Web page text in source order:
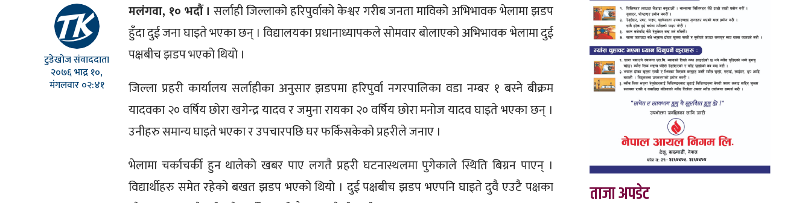
टुडेखोज संवाददाता
२०७६ भाद्र १०,
मंगलवार ०२:४१
मलंगवा, १० भदौं । सर्लाही जिल्लाको हरिपुर्वाको केश्वर गरीब जनता माविको अभिभावक भेलामा झडप
हुँदा दुई जना घाइते भएका छन् । विद्यालयका प्रधानाध्यापकले सोमवार बोलाएको अभिभावक भेलामा दुई
पक्षबीच झडप भएको थियो ।
जिल्ला प्रहरी कार्यालय सर्लाहीका अनुसार झडपमा हरिपुर्वा नगरपालिका वडा नम्बर १ बस्ने बीक्रम
यादवका २० वर्षिय छोरा खगेन्द्र यादव र जमुना रायका २० वर्षिय छोरा मनोज यादव घाइते भएका छन् ।
उनीहरु समान्य घाइते भएका र उपचारपछि घर फर्किसकेको प्रहरीले जनाए ।
भेलामा चर्काचर्की हुन थालेको खबर पाए लगतै प्रहरी घटनास्थलमा पुगेकाले स्थिति बिग्रन पाएन् ।
विद्यार्थीहरु समेत रहेको बखत झडप भएको थियो । दुई पक्षबीच झडप भएपनि घाइते दुवै एउटै पक्षका
ताजा अपडेट